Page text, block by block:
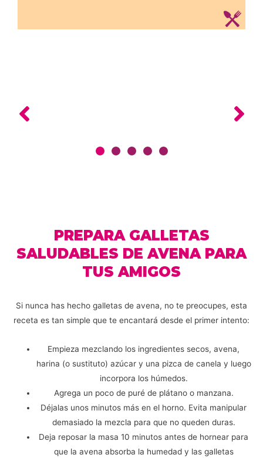
PREPARA GALLETAS
SALUDABLES DE AVENA PARA
TUS AMIGOS
Si nunca has hecho galletas de avena, no te preocupes, esta
receta es tan simple que te encantará desde el primer intento:
Empieza mezclando los ingredientes secos, avena,
harina (o sustituto) azúcar y una pizca de canela y luego
incorpora los húmedos.
Agrega un poco de puré de plátano o manzana.
Déjalas unos minutos más en el horno. Evita manipular
demasiado la mezcla para que no queden duras.
Deja reposar la masa 10 minutos antes de hornear para
que la avena absorba la humedad y las galletas